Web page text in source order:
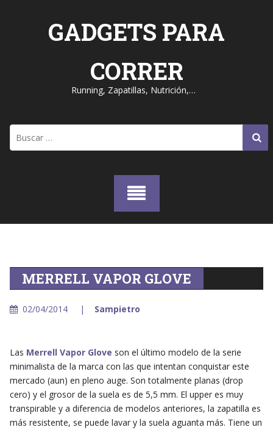
GADGETS PARA
CORRER
Running, Zapatillas, Nutrición,…
MERRELL VAPOR GLOVE
02/04/2014 Sampietro
Las Merrell Vapor Glove son el último modelo de la serie
minimalista de la marca con las que intentan conquistar este
mercado (aun) en pleno auge. Son totalmente planas (drop
cero) y el grosor de la suela es de 5,5 mm. El upper es muy
transpirable y a diferencia de modelos anteriores, la zapatilla es
más resistente, se puede lavar y la suela aguanta más. Tiene un